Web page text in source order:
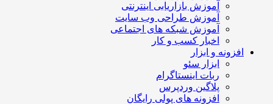
آموزش بازاریابی اینترنتی
آموزش طراحی وب سایت
آموزش شبکه های اجتماعی
اخبار کسب و کار
افزونه و ابزار
ابزار سئو
ربات اینستاگرام
پلاگین وردپرس
افزونه های پولی رایگان